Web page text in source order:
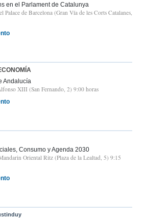
en el Parlament de Catalunya
Palace de Barcelona (Gran Vía de les Corts Catalanes,
Andalucía
XIII (San Fernando, 2) 9:00 horas
Consumo y Agenda 2030
Oriental Ritz (Plaza de la Lealtad, 5) 9:15